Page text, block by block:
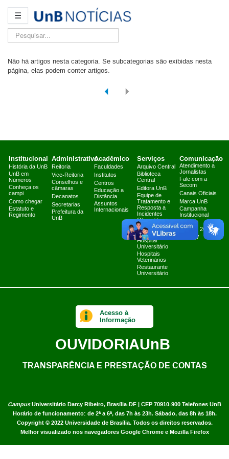
☰
Pesquisar...
Não há artigos nesta categoria. Se subcategorias são exibidas nesta
página, elas podem conter artigos.
Institucional
História da UnB
UnB em
Números
Conheça os
campi
Como chegar
Estatuto e
Regimento
Administrativo
Reitoria
Vice-Reitoria
Conselhos e
câmaras
Decanatos
Secretarias
Prefeitura da
UnB
Acadêmico
Faculdades
Institutos
Centros
Educação a
Distância
Assuntos
Internacionais
Serviços
Arquivo Central
Biblioteca
Central
Editora UnB
Equipe de
Tratamento e
Resposta a
Incidentes
Cibernéticos
Fazenda Água
Limpa
Hospital
Universitário
Hospitais
Veterinários
Restaurante
Universitário
Comunicação
Atendimento a
Jornalistas
Fale com a
Secom
Canais Oficiais
Marca UnB
Campanha
Institucional
2025
Planner 2024
UnB TV
CampusUniversitário Darcy Ribeiro, Brasília-DF | CEP 70910-900 Telefones UnB
Horário de funcionamento: de 2ª a 6ª, das 7h às 23h. Sábado, das 8h às 18h.
Copyright © 2022 Universidade de Brasília. Todos os direitos reservados.
Melhor visualizado nos navegadores Google Chrome e Mozilla Firefox
Acesso à
Informação
OUVIDORIAUnB
TRANSPARÊNCIA E PRESTAÇÃO DE CONTAS